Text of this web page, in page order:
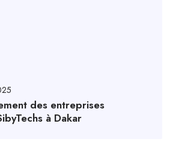
des entreprises
à Dakar